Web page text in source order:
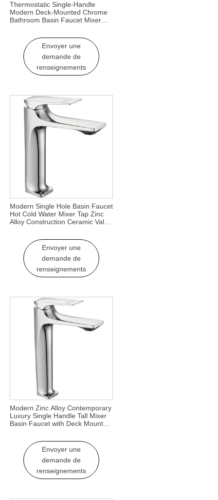
Thermostatic Single-Handle
Modern Deck-Mounted Chrome
Bathroom Basin Faucet Mixer
Envoyer une
demande de
renseignements
Modern Single Hole Basin Faucet
Hot Cold Water Mixer Tap Zinc
Alloy Construction Ceramic Valve
Envoyer une
demande de
renseignements
Modern Zinc Alloy Contemporary
Luxury Single Handle Tall Mixer
Basin Faucet with Deck Mount
Envoyer une
demande de
renseignements